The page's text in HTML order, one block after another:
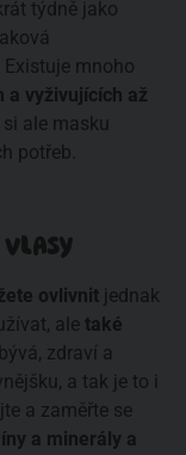
týdně jako
. Existuje mnoho
a vyživujících až
si ale masku
potřeb.
ovlivnit jednak
ale také
zdraví a
a tak je to i
a zaměřte se
a minerály a